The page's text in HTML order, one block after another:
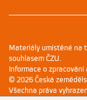
Materiály umístěné na
souhlasem ČZU.
Informace o
© 2026 Česká
Všechna práva